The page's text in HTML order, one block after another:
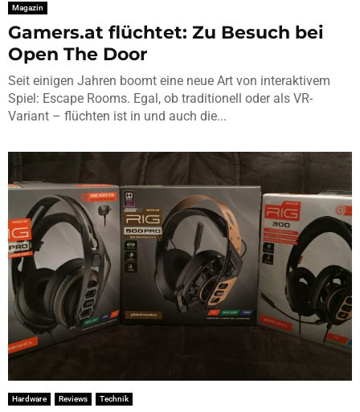
Magazin
Gamers.at flüchtet: Zu Besuch bei
Open The Door
Seit einigen Jahren boomt eine neue Art von interaktivem
Spiel: Escape Rooms. Egal, ob traditionell oder als VR-
Variant – flüchten ist in und auch die...
Hardware Reviews Technik